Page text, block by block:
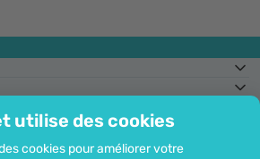
utilise des cookies
cookies pour améliorer votre